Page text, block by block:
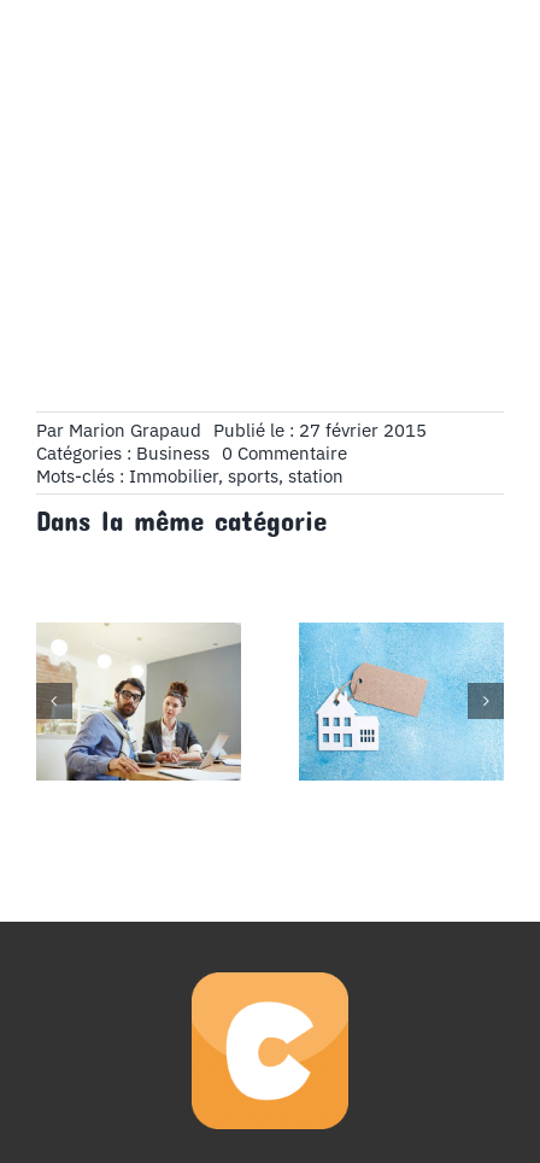
Par Marion Grapaud
Publié le : 27 février 2015
Catégories : Business 0 Commentaireon
en
Mots-clés : Immobilier, sports, station
Dans la même catégorie
Compte
courant
d’associé :
et fiscalité
La location de
énergivores
en 2023